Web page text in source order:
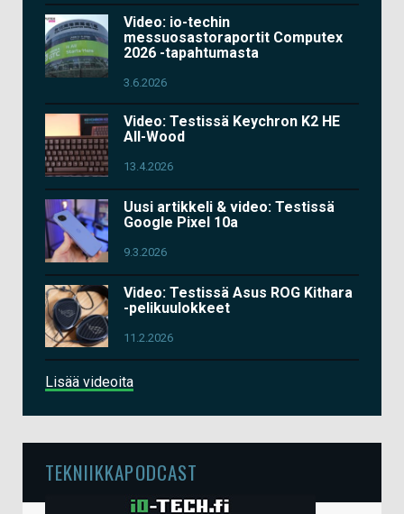
Video: io-techin
messuosastoraportit Computex
2026 -tapahtumasta
3.6.2026
Video: Testissä Keychron K2 HE
All-Wood
13.4.2026
Uusi artikkeli & video: Testissä
Google Pixel 10a
9.3.2026
Video: Testissä Asus ROG Kithara
-pelikuulokkeet
11.2.2026
Lisää videoita
TEKNIIKKAPODCAST